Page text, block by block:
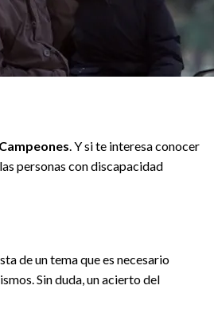
Campeones . Y si te interesa conocer
personas con discapacidad
de un tema que es necesario
Sin duda, un acierto del